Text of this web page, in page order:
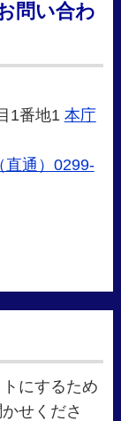
問い合わ
1番地1 本庁
直通）0299-
にするため
せくださ